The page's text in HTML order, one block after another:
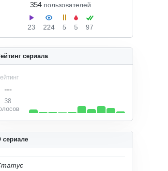
354 пользователей
23 224 5 5 97
сериале
сериала
---
38